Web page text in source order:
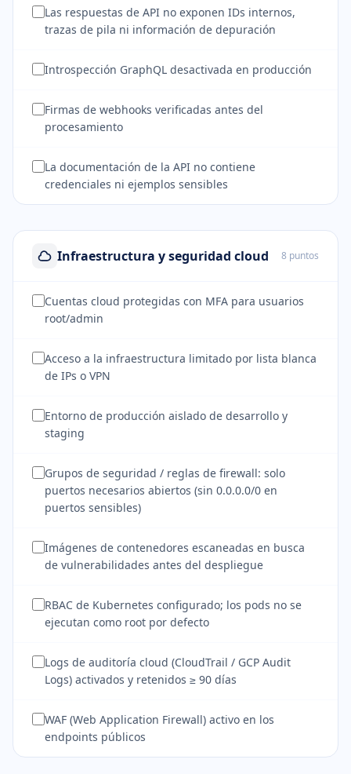
Las respuestas de API no exponen IDs internos,
trazas de pila ni información de depuración
Introspección GraphQL desactivada en producción
Firmas de webhooks verificadas antes del
procesamiento
La documentación de la API no contiene
credenciales ni ejemplos sensibles
Infraestructura y seguridad cloud 8 puntos
Cuentas cloud protegidas con MFA para usuarios
root/admin
Acceso a la infraestructura limitado por lista blanca
de IPs o VPN
Entorno de producción aislado de desarrollo y
staging
Grupos de seguridad / reglas de firewall: solo
puertos necesarios abiertos (sin 0.0.0.0/0 en
puertos sensibles)
Imágenes de contenedores escaneadas en busca
de vulnerabilidades antes del despliegue
RBAC de Kubernetes configurado; los pods no se
ejecutan como root por defecto
Logs de auditoría cloud (CloudTrail / GCP Audit
Logs) activados y retenidos ≥ 90 días
WAF (Web Application Firewall) activo en los
endpoints públicos